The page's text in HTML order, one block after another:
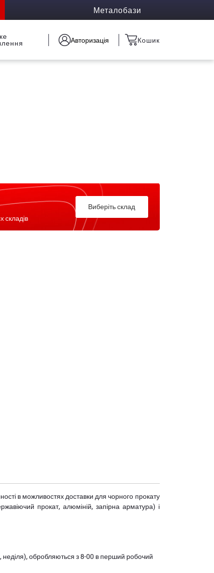
Металобази
Авторизація Кошик
складів
Виберіть склад
в можливостях доставки для чорного прокату
прокат, алюміній, запірна арматура) і
неділя), обробляються з 8-00 в перший робочий